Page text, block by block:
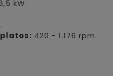
kW.
420 - 1.176 rpm.